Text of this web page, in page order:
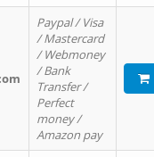
Paypal / Visa
/ Mastercard
/ Webmoney
/ Bank
Transfer /
Perfect
money /
Amazon pay